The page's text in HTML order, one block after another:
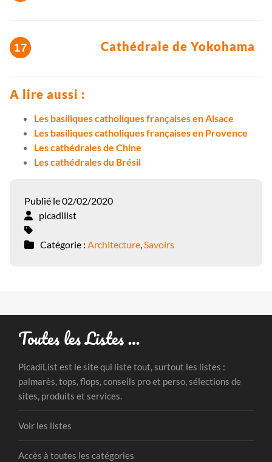
Cathédrale de Yokohama
A lire aussi :
Les basiliques catholiques françaises en Alsace
Les basiliques catholiques françaises en Provence
Les cathédrales de Chine
Les cathédrales du Brésil
Publié le 02/02/2020
picadilist
Catégorie : Architecture,Savoirs
Toutes les Listes …
PicadiList est le site qui liste tout, surtout les listes :
palmarès, tops, flops, conseils pro et perso, sélections de
sites, produits et services.
Voir les listes
Accès à toutes les catégories